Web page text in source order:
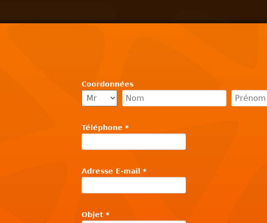
Coordonnées
Téléphone *
Adresse E-mail *
Objet *